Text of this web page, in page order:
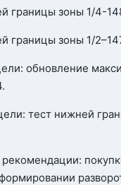
границы зоны 1/4-
границы зоны 1/
обновление
тест нижней